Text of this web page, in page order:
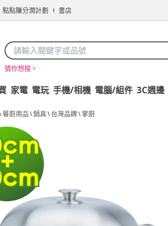
點點賺分潤計劃 書店
猜你想搜 >
家電 電玩 手機/相機 電腦/組件 3C週邊
餐廚用品\鍋具\台灣品牌\掌廚